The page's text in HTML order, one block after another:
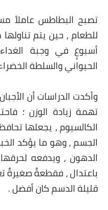
تصبح البطاطس عاملاً
للطعام ، حين يتم
أسبوعٍ في وجبة
الحيواني والسلطة
وأكدت الدراسات أن
تهمة زيادة الوزن ؛
الكالسيوم ، يجعلها
الجسم ، وهو ما يؤكد
الدهون ، ويدفعه
باعتدال ، فقطعةٌ صغيرةٌ
قليلة الدسم كان أفضل .